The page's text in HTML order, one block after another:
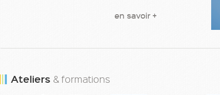
en savoir +
Ateliers & formations